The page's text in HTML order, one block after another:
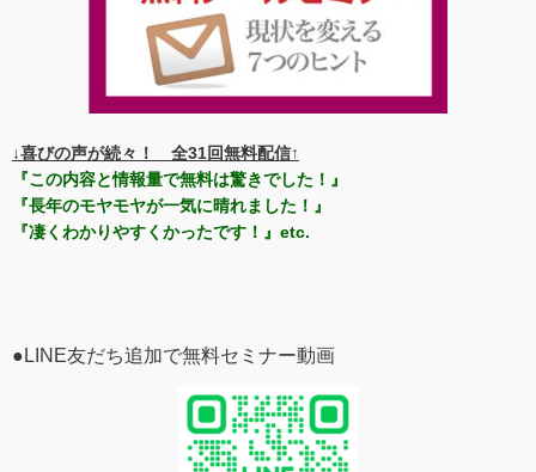
↓喜びの声が続々！ 全31回無料配信↑
『この内容と情報量で無料は驚きでした！』
『長年のモヤモヤが一気に晴れました！』
『凄くわかりやすくかったです！』etc.
●LINE友だち追加で無料セミナー動画